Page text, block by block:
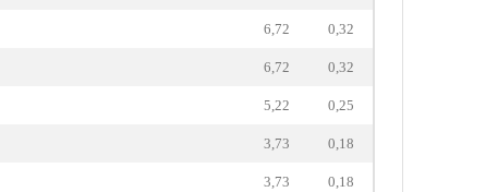
6,72 0,32
6,72 0,32
5,22 0,25
3,73 0,18
3,73 0,18